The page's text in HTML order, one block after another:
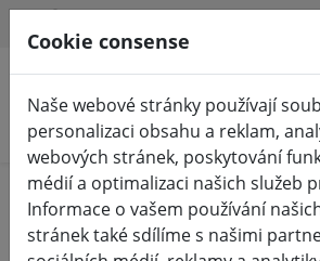
Hledat produkty
Home
Pohádková světla a osvětlení
Pohádková světla
Cookie consense
Naše webové stránky používají
personalizaci obsahu a reklam,
webových stránek, poskytování
médií a optimalizaci našich služeb
Informace o vašem používání
stránek také sdílíme s našimi